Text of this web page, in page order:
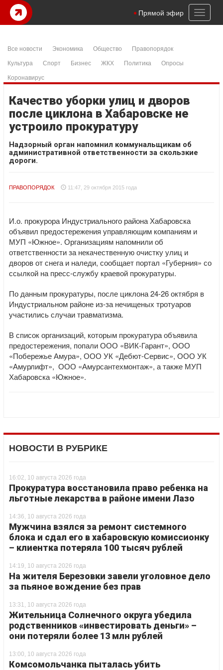
Toggle
Прямой эфир
Все новости Экономика Общество
Правопорядок
Культура
Спорт Бизнес ЖКХ Политика
Опросы
Коронавирус
Качество уборки улиц и дворов
после циклона в Хабаровске не
устроило прокуратуру
Надзорный орган напомнил коммунальщикам об
административной ответственности за скользкие
дороги.
ПРАВОПОРЯДОК 11:47, 29 октября 2015 года
И.о. прокурора Индустриального района Хабаровска
объявил предостережения управляющим компаниям и
МУП «Южное». Организациям напомнили об
ответственности за некачественную очистку улиц и
дворов от снега и наледи, сообщает портал «Губерния» со
ссылкой на пресс-службу краевой прокуратуры.
По данным прокуратуры, после циклона 24-26 октября в
Индустриальном районе из-за нечищеных тротуаров
участились случаи травматизма.
В список организаций, которым прокуратура объявила
предостережения, попали ООО «ВИК-Гарант», ООО
«Побережье Амура», ООО УК «Дебют-Сервис», ООО УК
«Амурлифт», ООО «Амурсантехмонтаж», а также МУП
Хабаровска «Южное».
НОВОСТИ В РУБРИКЕ
16:02, 10 августа 2026 года
Прокуратура восстановила право ребенка на
льготные лекарства в районе имени Лазо
14:36, 10 августа 2026 года
Мужчина взялся за ремонт системного
блока и сдал его в хабаровскую комиссионку
– клиентка потеряла 100 тысяч рублей
14:19, 10 августа 2026 года
На жителя Березовки завели уголовное дело
за пьяное вождение без прав
13:31, 10 августа 2026 года
Жительница Солнечного округа убедила
родственников «инвестировать деньги» –
они потеряли более 13 млн рублей
13:00, 10 августа 2026 года
Комсомольчанка пыталась убить